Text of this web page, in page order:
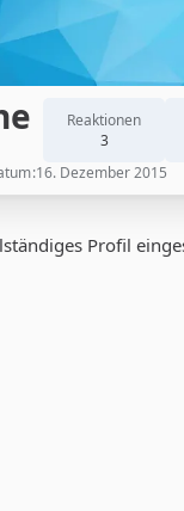
Reaktionen
3
16. Dezember 2015
Profil